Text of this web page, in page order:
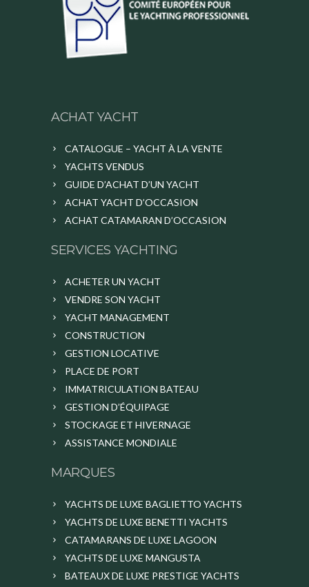
ACHAT YACHT
CATALOGUE – YACHT À LA VENTE
YACHTS VENDUS
GUIDE D’ACHAT D’UN YACHT
ACHAT YACHT D’OCCASION
ACHAT CATAMARAN D’OCCASION
SERVICES YACHTING
ACHETER UN YACHT
VENDRE SON YACHT
YACHT MANAGEMENT
CONSTRUCTION
GESTION LOCATIVE
PLACE DE PORT
IMMATRICULATION BATEAU
GESTION D’ÉQUIPAGE
STOCKAGE ET HIVERNAGE
ASSISTANCE MONDIALE
MARQUES
YACHTS DE LUXE BAGLIETTO YACHTS
YACHTS DE LUXE BENETTI YACHTS
CATAMARANS DE LUXE LAGOON
YACHTS DE LUXE MANGUSTA
BATEAUX DE LUXE PRESTIGE YACHTS